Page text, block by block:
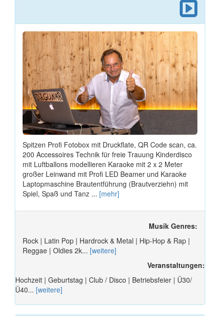
Spitzen Profi Fotobox mit Druckflate, QR Code scan, ca.
200 Accessoires Technik für freie Trauung Kinderdisco
mit Luftballons modellieren Karaoke mit 2 x 2 Meter
großer Leinwand mit Profi LED Beamer und Karaoke
Laptopmaschine Brautentführung (Brautverziehn) mit
Spiel, Spaß und Tanz ... [mehr]
Musik Genres:
Rock | Latin Pop | Hardrock & Metal | Hip-Hop & Rap |
Reggae | Oldies 2k... [weitere]
Veranstaltungen:
Hochzeit | Geburtstag | Club / Disco | Betriebsfeier | Ü30/
Ü40... [weitere]